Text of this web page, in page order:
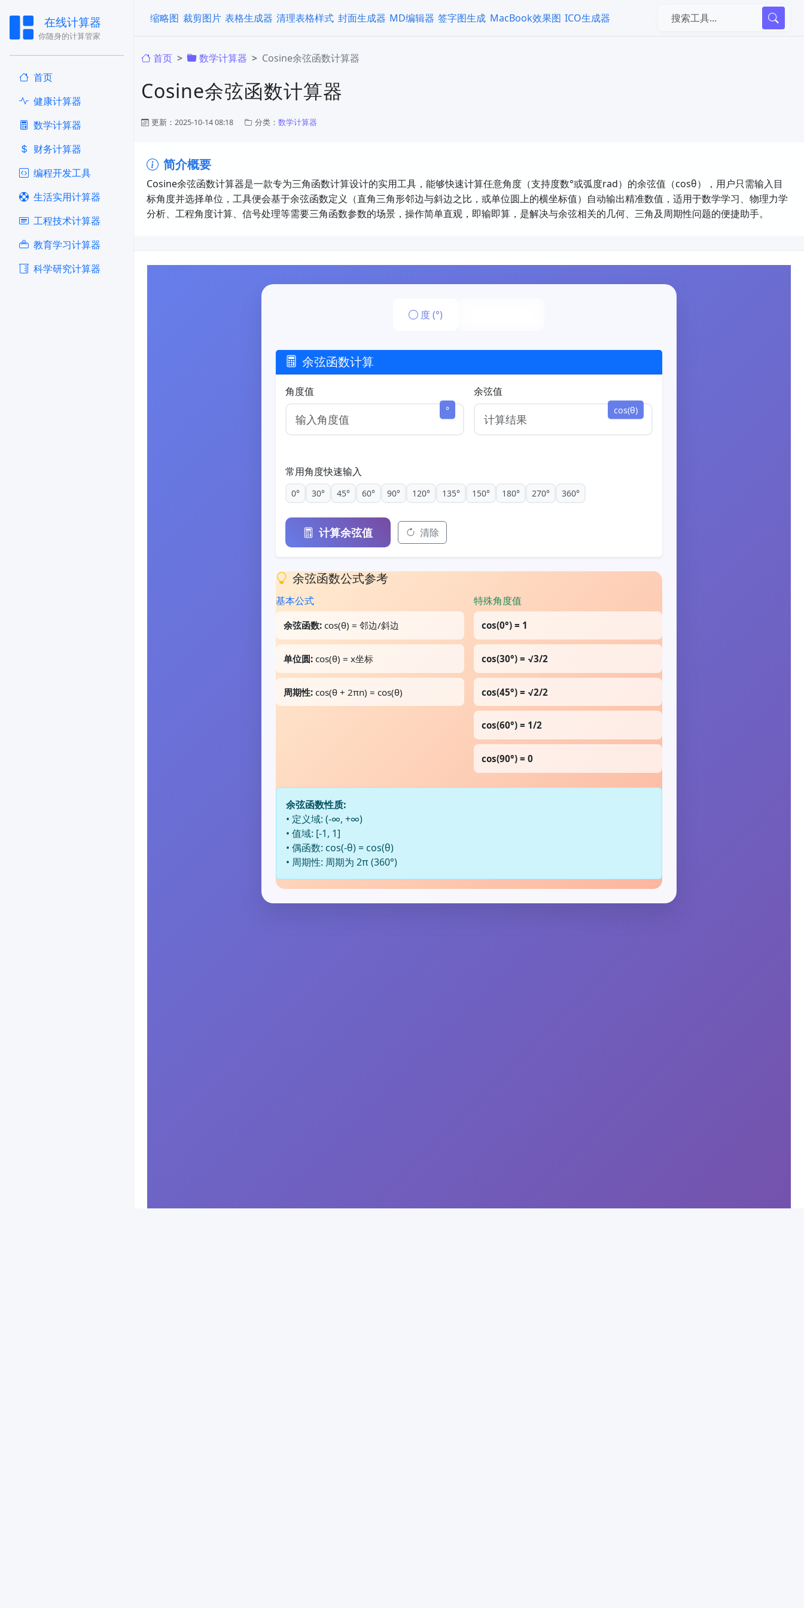
在线计算器
你随身的计算管家
首页
健康计算器
​数学计算器
财务计算器
编程开发工具
生活实用计算器
工程技术计算器
教育学习计算器
科学研究计算器
缩略图 裁剪图片 表格生成器 清理表格样式 封面生成器 MD编辑器 签字图生成 MacBook效果图 ICO生成器
首页 ​数学计算器 Cosine余弦函数计算器
Cosine余弦函数计算器
更新：2025-10-14 08:18 分类： ​数学计算器
简介概要
Cosine余弦函数计算器是一款专为三角函数计算设计的实用工具，能够快速计算任意角度（支持度数°或弧度rad）的余弦值（cosθ），用户只需输入目
标角度并选择单位，工具便会基于余弦函数定义（直角三角形邻边与斜边之比，或单位圆上的横坐标值）自动输出精准数值，适用于数学学习、物理力学
分析、工程角度计算、信号处理等需要三角函数参数的场景，操作简单直观，即输即算，是解决与余弦相关的几何、三角及周期性问题的便捷助手。
度 (°)
余弦函数计算
角度值
°
余弦值
cos(θ)
常用角度快速输入
0° 30° 45° 60° 90° 120° 135° 150° 180° 270° 360°
计算余弦值 清除
余弦函数公式参考
基本公式
余弦函数: cos(θ) = 邻边/斜边
单位圆: cos(θ) = x坐标
周期性: cos(θ + 2πn) = cos(θ)
特殊角度值
cos(0°) = 1
cos(30°) = √3/2
cos(45°) = √2/2
cos(60°) = 1/2
cos(90°) = 0
余弦函数性质:
• 定义域: (-∞, +∞)
• 值域: [-1, 1]
• 偶函数: cos(-θ) = cos(θ)
• 周期性: 周期为 2π (360°)